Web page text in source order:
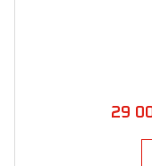
29